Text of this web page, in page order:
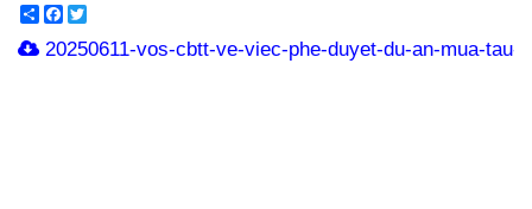
ShareFacebook
20250611-vos-cbtt-ve-viec-phe-duyet-du-an-mua-